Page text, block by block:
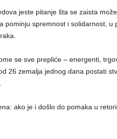
jeste pitanje šta se zaista
pominju spremnost i solidarnost, u
se sve prepliće – energenti,
26 zemalja jednog dana postati
ako je i došlo do pomaka u